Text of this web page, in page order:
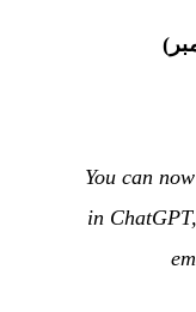
You can
in